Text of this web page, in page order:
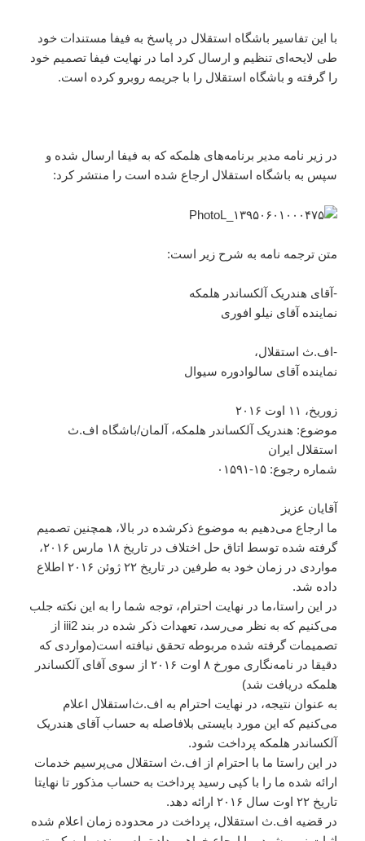
با این تفاسیر باشگاه استقلال در پاسخ به فیفا مستندات خود
طی لایحه‌ای تنظیم و ارسال کرد اما در نهایت فیفا تصمیم خود
را گرفته و باشگاه استقلال را با جریمه روبرو کرده است.
در زیر نامه مدیر برنامه‌های هلمکه که به فیفا ارسال شده و
سپس به باشگاه استقلال ارجاع شده است را منتشر کرد:
متن ترجمه نامه به شرح زیر است:
-آقای هندریک آلکساندر هلمکه
نماینده آقای نیلو افوری
-اف.ث استقلال،
نماینده آقای سالوادوره سیوال
زوریخ، ۱۱ اوت ۲۰۱۶
موضوع: هندریک آلکساندر هلمکه، آلمان/باشگاه اف.ث
استقلال ایران
شماره رجوع: ۱۵-۰۱۵۹۱
آقایان عزیز
ما ارجاع می‌دهیم به موضوع ذکرشده در بالا، همچنین تصمیم
گرفته شده توسط اتاق حل اختلاف در تاریخ ۱۸ مارس ۲۰۱۶،
مواردی در زمان خود به طرفین در تاریخ ۲۲ ژوئن ۲۰۱۶ اطلاع
داده شد.
در این راستا،ما در نهایت احترام، توجه شما را به این نکته جلب
می‌کنیم که به نظر می‌رسد، تعهدات ذکر شده در بند iii2 از
تصمیمات گرفته شده مربوطه تحقق نیافته است(مواردی که
دقیقا در نامه‌نگاری مورخ ۸ اوت ۲۰۱۶ از سوی آقای آلکساندر
هلمکه دریافت شد)
به عنوان نتیجه، در نهایت احترام به اف.ث‌استقلال اعلام
می‌کنیم که این مورد بایستی بلافاصله به حساب آقای هندریک
آلکساندر هلمکه پرداخت شود.
در این راستا ما با احترام از اف.ث‌ استقلال می‌پرسیم خدمات
ارائه شده ما را با کپی رسید پرداخت به حساب مذکور تا نهایتا
تاریخ ۲۲ اوت سال ۲۰۱۶ ارائه دهد.
در قضیه اف.ث‌ استقلال، پرداخت در محدوده زمان اعلام شده